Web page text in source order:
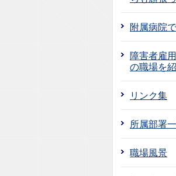
附属病院
障害者雇
の職場を
リンク集
所属部署
職場風景